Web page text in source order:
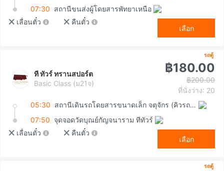
07:30 สถานีขนส่งผู้โดยสารพัทยาเหนือ
เลื่อนตั๋ว
คืนตั๋ว
เลือก
รถตู้
ที ทัวร์ ทรานสปอร์ต
Basic Class (ม21จ)
฿180.00
฿200.00
ที่นั่งว่าง: 20
05:30
สถานีเดินรถโดยสารขนาดเล็ก จตุจักร (คิวรถตู้หมอชิต 2)
07:50 จุดจอดวัดบุณย์กัญจนาราม ทีทัวร์
เลื่อนตั๋ว
คืนตั๋ว
เลือก
รถตู้